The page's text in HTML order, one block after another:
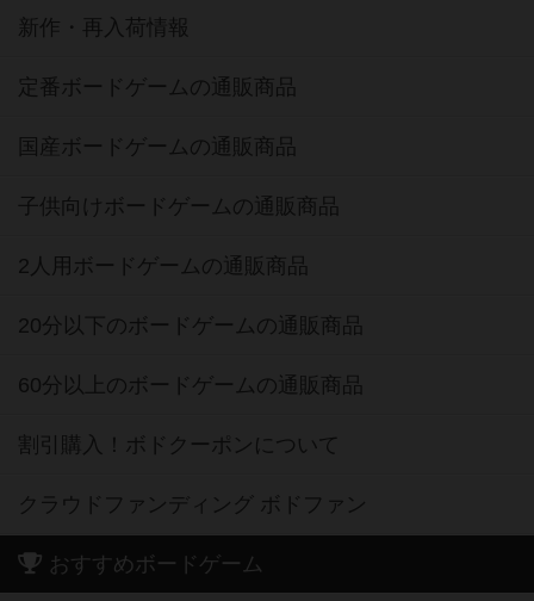
新作・再入荷情報
定番ボードゲームの通販商品
国産ボードゲームの通販商品
子供向けボードゲームの通販商品
2人用ボードゲームの通販商品
20分以下のボードゲームの通販商品
60分以上のボードゲームの通販商品
割引購入！ボドクーポンについて
クラウドファンディング ボドファン
おすすめボードゲーム